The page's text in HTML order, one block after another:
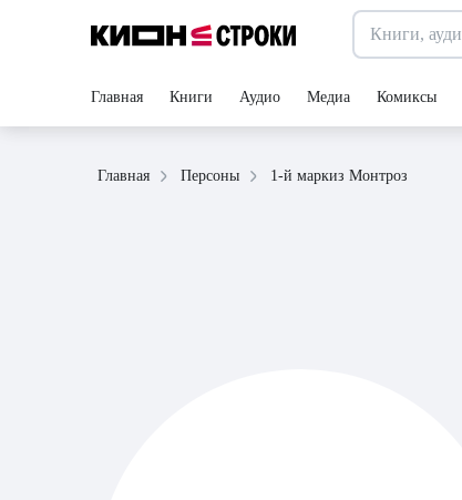
Главная Книги Аудио Медиа Комиксы
Главная Персоны 1-й маркиз Монтроз